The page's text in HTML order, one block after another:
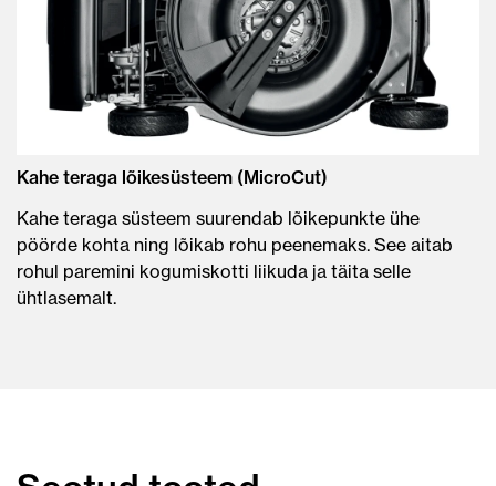
Kahe teraga lõikesüsteem (MicroCut)
Kahe teraga süsteem suurendab lõikepunkte ühe
pöörde kohta ning lõikab rohu peenemaks. See aitab
rohul paremini kogumiskotti liikuda ja täita selle
ühtlasemalt.